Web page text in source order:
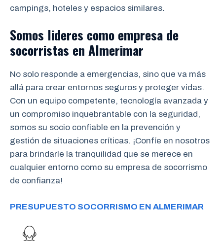
campings, hoteles y espacios similares.
Somos lideres como empresa de
socorristas en Almerimar
No solo responde a emergencias, sino que va más
allá para crear entornos seguros y proteger vidas.
Con un equipo competente, tecnología avanzada y
un compromiso inquebrantable con la seguridad,
somos su socio confiable en la prevención y
gestión de situaciones críticas. ¡Confíe en nosotros
para brindarle la tranquilidad que se merece en
cualquier entorno como su empresa de socorrismo
de confianza!
PRESUPUESTO SOCORRISMO EN ALMERIMAR